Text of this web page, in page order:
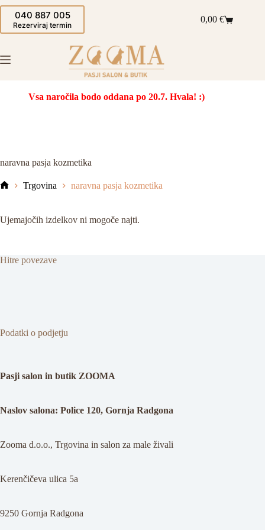
Skip
content
040 887 005
Rezerviraj termin
Shopping
0,00€
Vsa naročila bodo oddana po 20.7. Hvala! :)
naravna pasja kozmetika
Trgovina naravna pasja kozmetika
Ujemajočih izdelkov ni mogoče najti.
Hitre povezave
Podatki o podjetju
Pasji salon in butik ZOOMA
Naslov salona: Police 120, Gornja Radgona
Zooma d.o.o., Trgovina in salon za male živali
Kerenčičeva ulica 5a
9250 Gornja Radgona